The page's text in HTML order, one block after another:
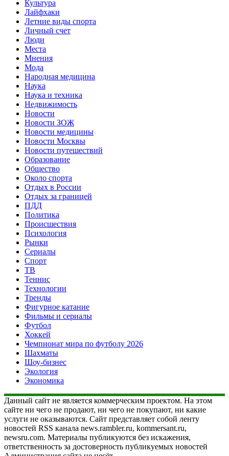
Культура
Лайфхаки
Летние виды спорта
Личный счет
Люди
Места
Мнения
Мода
Народная медицина
Наука
Наука и техника
Недвижимость
Новости
Новости ЗОЖ
Новости медицины
Новости Москвы
Новости путешествий
Образование
Общество
Около спорта
Отдых в России
Отдых за границей
ПДД
Политика
Происшествия
Психология
Рынки
Сериалы
Спорт
ТВ
Теннис
Технологии
Тренды
Фигурное катание
Фильмы и сериалы
Футбол
Хоккей
Чемпионат мира по футболу 2026
Шахматы
Шоу-бизнес
Экология
Экономика
Данный сайт не является коммерческим проектом. На этом
сайте ни чего не продают, ни чего не покупают, ни какие
услуги не оказываются. Сайт представляет собой ленту
новостей RSS канала news.rambler.ru, kommersant.ru,
newsru.com. Материалы публикуются без искажения,
ответственность за достоверность публикуемых новостей